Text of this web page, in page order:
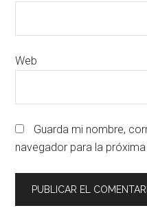
Web
Guarda mi nombre,
navegador para la